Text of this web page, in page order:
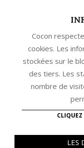
Cocon
cookies. Les
stockées sur le
des tiers. Les
nombre de
LES